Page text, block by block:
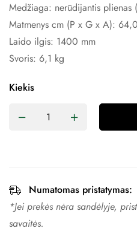
Medžiaga: nerūdijantis
Matmenys cm (P x G x A):
Laido ilgis: 1400 mm
Svoris: 6,1 kg
Kiekis
Numatomas pristatymas:
*Jei prekės nėra sandėlyje,
savaitės.